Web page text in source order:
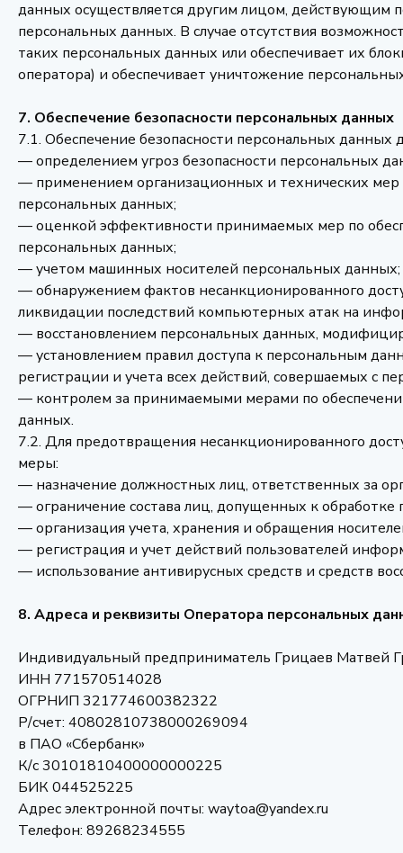
данных осуществляется другим лицом,
персональных данных. В случае отсутствия
таких персональных данных или обеспечивает их
оператора) и обеспечивает уничтожение
7. Обеспечение безопасности персональных данных
7.1. Обеспечение безопасности персональных данных
— определением угроз безопасности персональных
— применением организационных и технических
персональных данных;
— оценкой эффективности принимаемых мер по
персональных данных;
— учетом машинных носителей персональных данных;
— обнаружением фактов несанкционированного
ликвидации последствий компьютерных атак на
— восстановлением персональных данных,
— установлением правил доступа к персональным
регистрации и учета всех действий, совершаемых с
— контролем за принимаемыми мерами по
данных.
7.2. Для предотвращения несанкционированного
меры:
— назначение должностных лиц, ответственных за
— ограничение состава лиц, допущенных к обработке
— организация учета, хранения и обращения
— регистрация и учет действий пользователей
— использование антивирусных средств и средств
8. Адреса и реквизиты Оператора персональных
Индивидуальный предприниматель Грицаев Матвей
ИНН 771570514028
ОГРНИП 321774600382322
Р/счет: 40802810738000269094
в ПАО «Сбербанк»
К/с 30101810400000000225
БИК 044525225
Адрес электронной почты: waytoa@yandex.ru
Телефон: 89268234555